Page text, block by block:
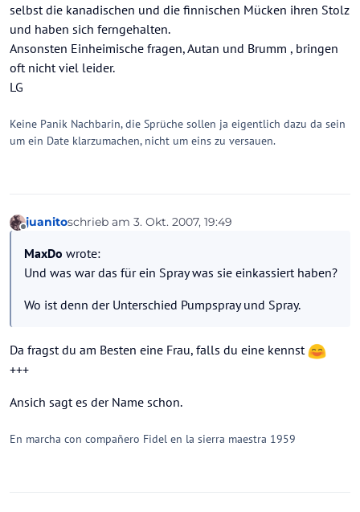
selbst die kanadischen und die finnischen Mücken ihren Stolz
und haben sich ferngehalten.
Ansonsten Einheimische fragen, Autan und Brumm , bringen
oft nicht viel leider.
LG
Keine Panik Nachbarin, die Sprüche sollen ja eigentlich dazu da sein
um ein Date klarzumachen, nicht um eins zu versauen.
Offline
juanitoschrieb am 3. Okt. 2007, 19:49
zuletzt editiert von
MaxDo wrote:
Und was war das für ein Spray was sie einkassiert haben?
Wo ist denn der Unterschied Pumpspray und Spray.
Da fragst du am Besten eine Frau, falls du eine kennst
+++
Ansich sagt es der Name schon.
En marcha con compañero Fidel en la sierra maestra 1959